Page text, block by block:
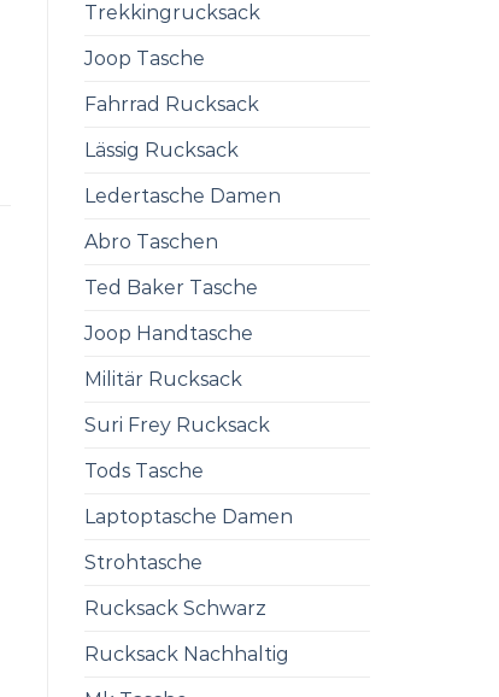
Trekkingrucksack
Joop Tasche
Fahrrad Rucksack
Lässig Rucksack
Ledertasche Damen
Abro Taschen
Ted Baker Tasche
Joop Handtasche
Militär Rucksack
Suri Frey Rucksack
Tods Tasche
Laptoptasche Damen
Strohtasche
Rucksack Schwarz
Rucksack Nachhaltig